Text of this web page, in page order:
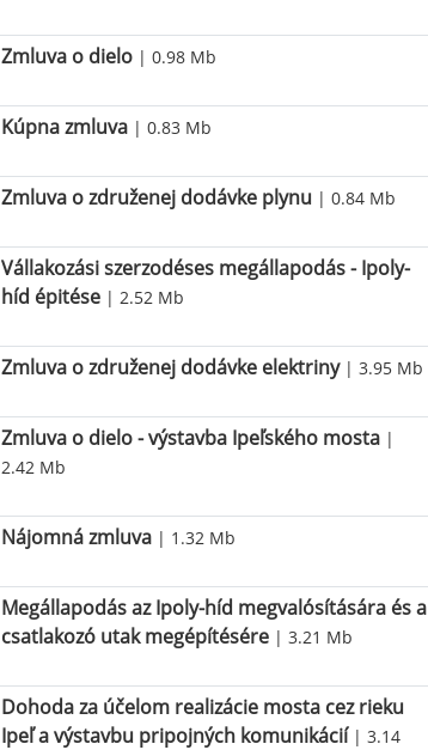
Zmluva o dielo | 0.98 Mb
Kúpna zmluva | 0.83 Mb
Zmluva o združenej dodávke plynu | 0.84 Mb
Vállakozási szerzodéses megállapodás - Ipoly-
híd épitése | 2.52 Mb
Zmluva o združenej dodávke elektriny| 3.95 Mb
Zmluva o dielo - výstavba Ipeľského mosta |
2.42 Mb
Nájomná zmluva | 1.32 Mb
Megállapodás az Ipoly-híd megvalósítására és a
csatlakozó utak megépítésére | 3.21 Mb
Dohoda za účelom realizácie mosta cez rieku
Ipeľ a výstavbu pripojných komunikácií| 3.14